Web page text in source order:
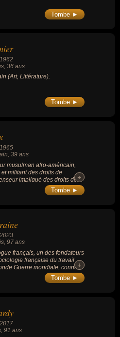
Tombe ►
1962
, 36 ans
(Art, Littérature).
Tombe ►
1965
, 39 ans
musulman afro-américain,
et militant des droits de
impliqué des droits des
ayant mis en accusation le
des États-Unis pour sa
en 1965 par 3 militants
(1 an après avoir quitté le
une possible implication du FBI
+
+
Tombe ►
2023
, 97 ans
français, un des fondateurs
française du travail
Guerre mondiale, connu
sur le mouvement étudiant
France et sur le syndicat
+
+
Tombe ►
2017
, 91 ans